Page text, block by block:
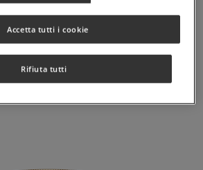
lattosio. Senza Glutine.
Rifiuta tutti
Accetta tutti i cookie